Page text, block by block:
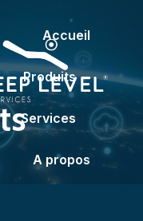
Accueil
Produits
Services
A propos